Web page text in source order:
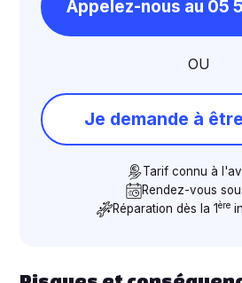
Appelez-nous au 05
OU
Je demande à
Tarif connu à
Rendez-vous
Réparation dès la 1ère